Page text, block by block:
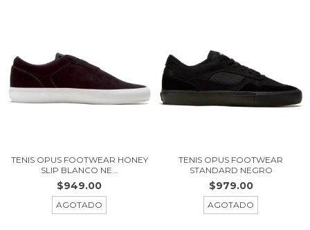
TENIS OPUS FOOTWEAR HONEY
SLIP BLANCO NE...
$949.00
AGOTADO
TENIS OPUS FOOTWEAR
STANDARD NEGRO
$979.00
AGOTADO